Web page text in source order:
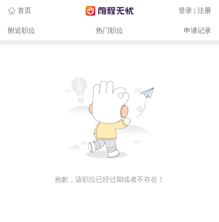
首页 登录 | 注册
附近职位 热门职位 申请记录
抱歉，该职位已经过期或者不存在！